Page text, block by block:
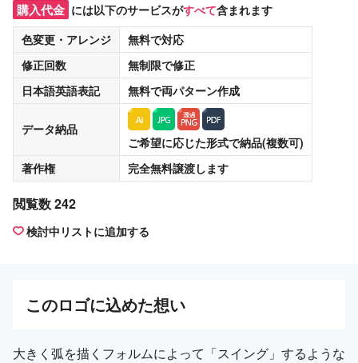
購入代金 には以下のサービスがすべて含まれます
色変更・アレンジ
無料で対応
修正回数
無制限で修正
日本語英語表記
無料で両パターン作成
データ納品
ご希望に応じた形式で納品(複数可)
著作権
完全無料譲渡します
閲覧数 242
検討中リストに追加する
このロゴに込めた想い
大きく弧を描くフォルムによって「スイング」するような